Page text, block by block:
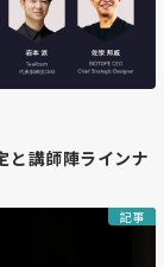
と講師陣ラインナ
記事